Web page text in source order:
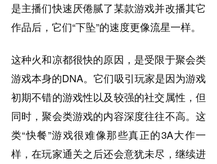
是主播们快速厌倦腻了某款游戏并改播其它
作品后，它们“下坠”的速度更像流星一样。
这种火和凉都很快的原因，是受限于聚会类
游戏本身的DNA。它们吸引玩家是因为游戏
初期不错的游戏性以及较强的社交属性，但
同时，聚会类游戏的内容深度往往不高。这
类“快餐”游戏很难像那些真正的3A大作一
样，在玩家通关之后还会意犹未尽，继续进